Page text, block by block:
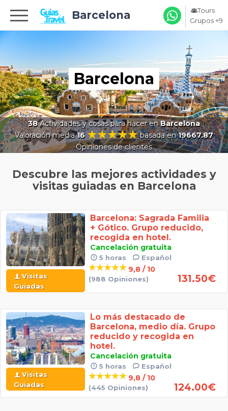
Barcelona
Tours
Grupos +9
Barcelona
38Actividades y cosas para hacer enBarcelona
Valoración media16 basada en19667.87
Opiniones de clientes
Descubre las mejores actividades y
visitas guiadas en Barcelona
Visitas
Guiadas
Barcelona: Sagrada Familia
+ Gótico. Grupo reducido,
recogida en hotel.
Cancelación gratuita
5 horas Español
9,8 / 10
(988 Opiniones) 131.50€
Visitas
Guiadas
Lo más destacado de
Barcelona, medio día. Grupo
reducido y recogida en
hotel.
Cancelación gratuita
5 horas Español
9,8 / 10
(445 Opiniones) 124.00€